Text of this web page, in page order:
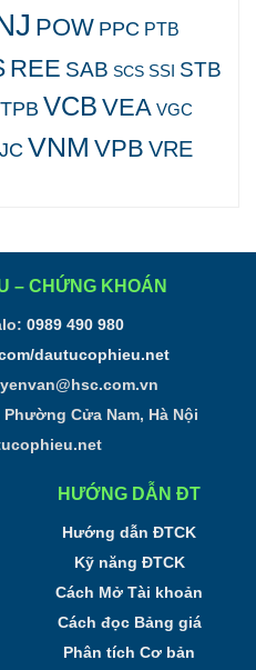
POW PPC PTB
REE SAB SCS SSI STB
TPB VCB VEA VGC
VNM VPB VRE
– CHỨNG KHOÁN
0989 490 980
dautucophieu.net
Cửa Nam, Hà Nội
HƯỚNG DẪN ĐT
Hướng dẫn ĐTCK
Kỹ năng ĐTCK
Cách Mở Tài khoản
Cách đọc Bảng giá
Phân tích Cơ bản